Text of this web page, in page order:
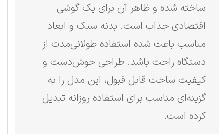
ساخته شده و ظاهر آن برای یک گوشی
اقتصادی جذاب است. بدنه سبک و ابعاد
مناسب باعث شده استفاده طولانی‌مدت از
دستگاه راحت باشد. طراحی خوش‌دست و
کیفیت ساخت قابل قبول، این مدل را به
گزینه‌ای مناسب برای استفاده روزانه تبدیل
کرده است.